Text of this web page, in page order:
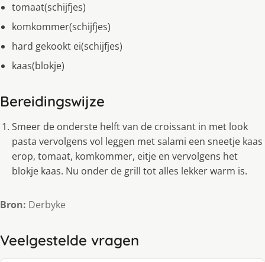
tomaat(schijfjes)
komkommer(schijfjes)
hard gekookt ei(schijfjes)
kaas(blokje)
Bereidingswijze
Smeer de onderste helft van de croissant in met look
pasta vervolgens vol leggen met salami een sneetje kaas
erop, tomaat, komkommer, eitje en vervolgens het
blokje kaas. Nu onder de grill tot alles lekker warm is.
Bron: Derbyke
Veelgestelde vragen